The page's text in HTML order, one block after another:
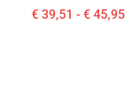
€ 39,51 - € 45,95